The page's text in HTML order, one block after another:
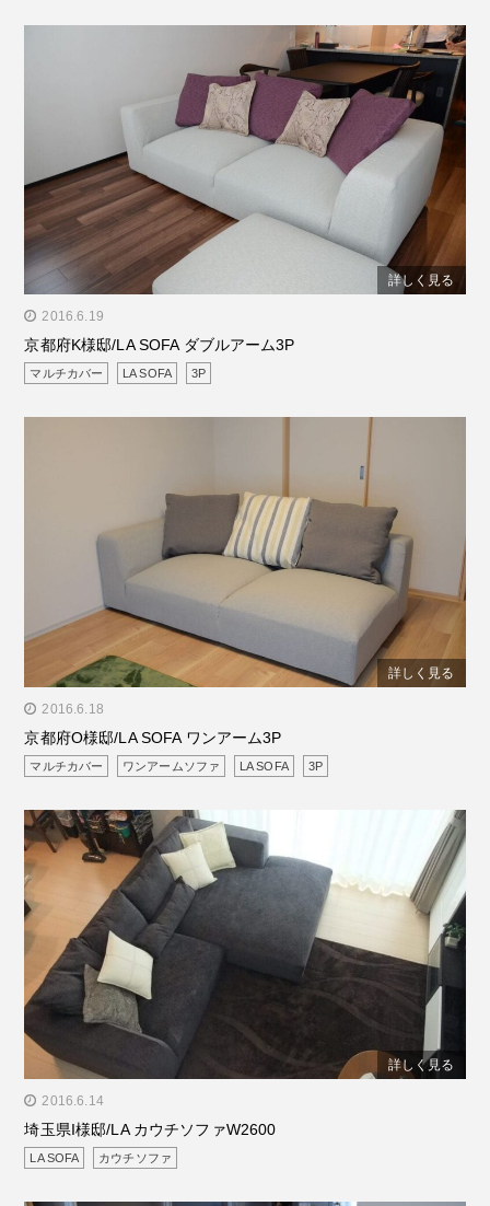
" alt="京都府K様邸/LA SOFA ダブルアーム3P"/>
詳しく見る
2016.6.19
京都府K様邸/LA SOFA ダブルアーム3P
マルチカバー LA SOFA 3P
" alt="京都府O様邸/LA SOFA ワンアーム3P"/>
詳しく見る
2016.6.18
京都府O様邸/LA SOFA ワンアーム3P
マルチカバー ワンアームソファ LA SOFA 3P
" alt="埼玉県I様邸/LA カウチソファW2600"/>
詳しく見る
2016.6.14
埼玉県I様邸/LA カウチソファW2600
LA SOFA カウチソファ